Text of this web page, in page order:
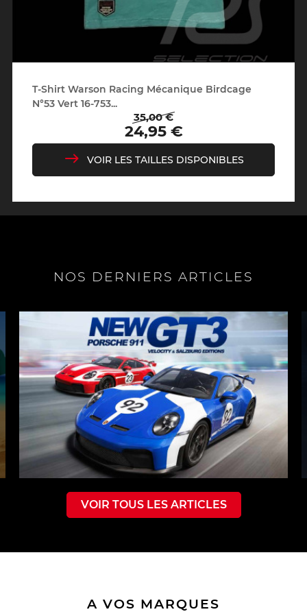
T-Shirt Warson Racing Mécanique Birdcage
N°53 Vert 16-753...
Prix
de
base
35,00 €
Prix
24,95 €
VOIR LES TAILLES DISPONIBLES
NOS DERNIERS ARTICLES
VOIR TOUS LES ARTICLES
A VOS MARQUES